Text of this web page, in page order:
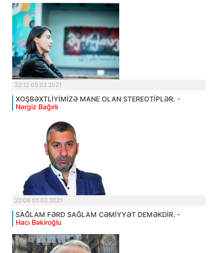
22:12 05.02.2021
XOŞBƏXTLİYİMİZƏ MANE OLAN STEREOTİPLƏR. -
Nərgiz Bağırlı
22:06 05.02.2021
SAĞLAM FƏRD SAĞLAM CƏMİYYƏT DEMƏKDİR. -
Hacı Bəkiroğlu